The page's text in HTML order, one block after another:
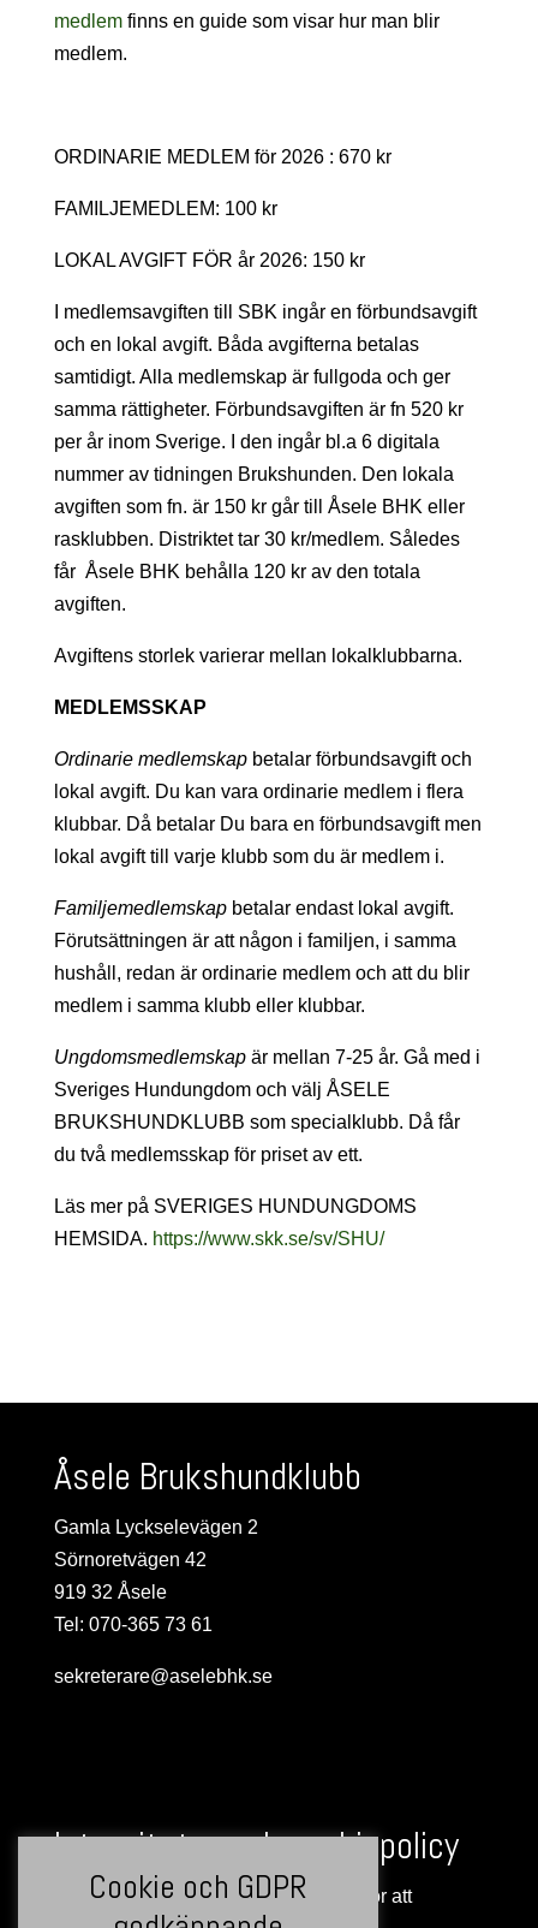
medlemfinns en guide som visar hur man blir
medlem.
ORDINARIE MEDLEM för 2026 : 670 kr
FAMILJEMEDLEM: 100 kr
LOKAL AVGIFT FÖR år 2026: 150 kr
I medlemsavgiften till SBK ingår en förbundsavgift
och en lokal avgift. Båda avgifterna betalas
samtidigt. Alla medlemskap är fullgoda och ger
samma rättigheter. Förbundsavgiften är fn 520 kr
per år inom Sverige. I den ingår bl.a 6 digitala
nummer av tidningen Brukshunden. Den lokala
avgiften som fn. är 150 kr går till Åsele BHK eller
rasklubben. Distriktet tar 30 kr/medlem. Således
får Åsele BHK behålla 120 kr av den totala
avgiften.
Avgiftens storlek varierar mellan lokalklubbarna.
MEDLEMSSKAP
Ordinarie medlemskapbetalar förbundsavgift och
lokal avgift. Du kan vara ordinarie medlem i flera
klubbar. Då betalar Du bara en förbundsavgift men
lokal avgift till varje klubb som du är medlem i.
Familjemedlemskapbetalar endast lokal avgift.
Förutsättningen är att någon i familjen, i samma
hushåll, redan är ordinarie medlem och att du blir
medlem i samma klubb eller klubbar.
Ungdomsmedlemskapär mellan 7-25 år. Gå med i
Sveriges Hundungdom och välj ÅSELE
BRUKSHUNDKLUBB som specialklubb. Då får
du två medlemsskap för priset av ett.
Läs mer på SVERIGES HUNDUNGDOMS
HEMSIDA. https://www.skk.se/sv/SHU/
Åsele Brukshundklubb
Gamla Lyckselevägen 2
Sörnoretvägen 42
919 32 Åsele
Tel: 070-365 73 61
sekreterare@aselebhk.se
Integritets- och cookiepolicy
Denna webbplats använder cookies för att
Cookie och GDPR